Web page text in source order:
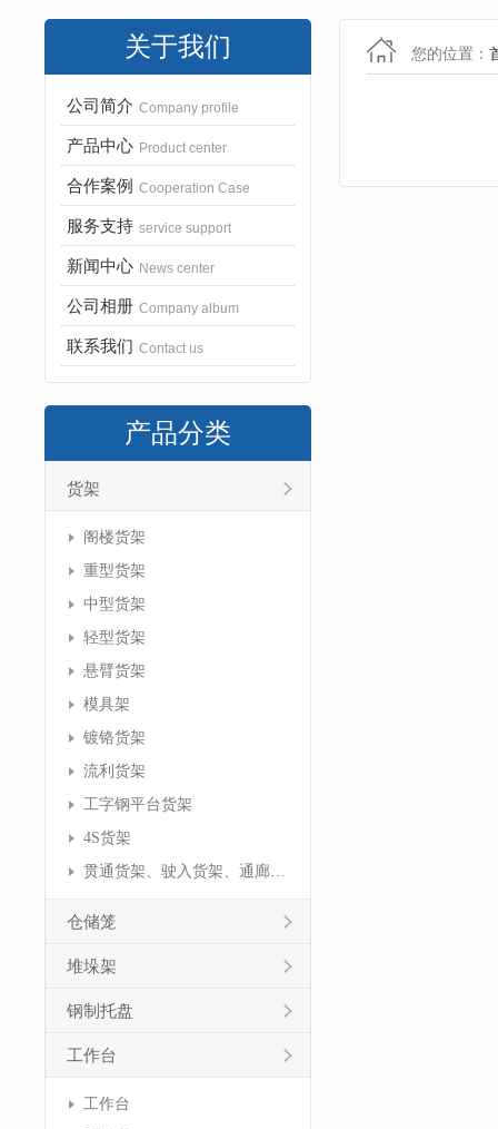
关于我们
公司简介 Company profile
产品中心 Product center
合作案例 Cooperation Case
服务支持 service support
新闻中心 News center
公司相册 Company album
联系我们 Contact us
产品分类
货架
阁楼货架
重型货架
中型货架
轻型货架
悬臂货架
模具架
镀铬货架
流利货架
工字钢平台货架
4S货架
贯通货架、驶入货架、通廊货架
仓储笼
堆垛架
钢制托盘
工作台
工作台
您的位置：